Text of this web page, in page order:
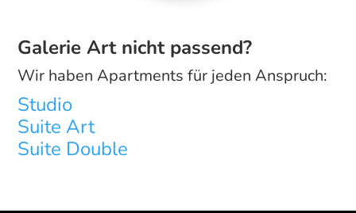
Galerie Art nicht passend?
Wir haben Apartments für jeden Anspruch:
Studio
Suite Art
Suite Double